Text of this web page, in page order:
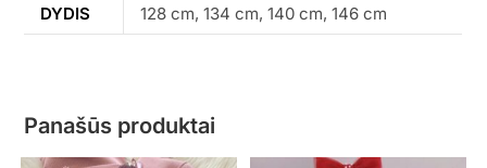
DYDIS 128 cm, 134 cm, 140 cm, 146 cm
Panašūs produktai